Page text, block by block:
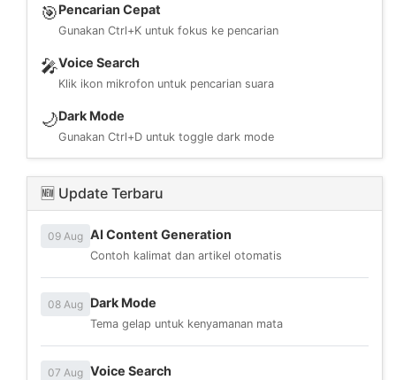
🎯Pencarian Cepat
Gunakan Ctrl+K untuk fokus ke pencarian
🎤Voice Search
Klik ikon mikrofon untuk pencarian suara
🌙Dark Mode
Gunakan Ctrl+D untuk toggle dark mode
🆕 Update Terbaru
09 Aug AI Content Generation
Contoh kalimat dan artikel otomatis
08 Aug Dark Mode
Tema gelap untuk kenyamanan mata
07 Aug Voice Search